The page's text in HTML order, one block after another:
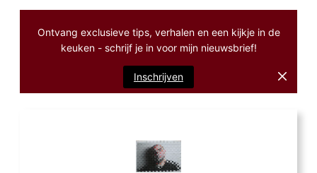
Ontvang exclusieve tips, verhalen en een kijkje in de
keuken - schrijf je in voor mijn nieuwsbrief!
Inschrijven